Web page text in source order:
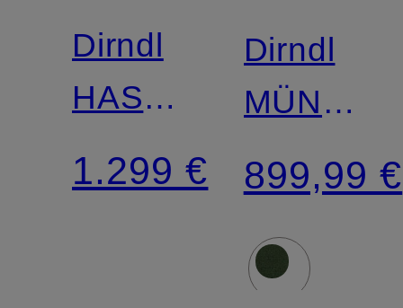
Dirndl
HASELBACH
mit
Spitze
1.299 €
Dirndl
mit
Leinen
899,99 €